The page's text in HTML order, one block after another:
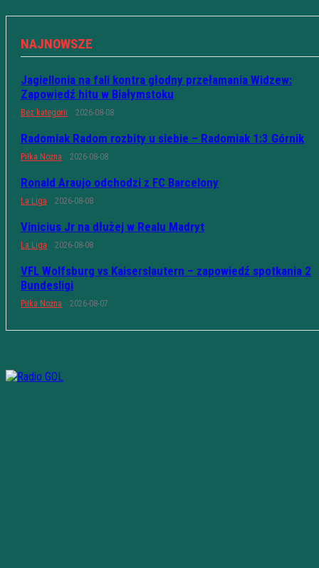
NAJNOWSZE
Jagiellonia na fali kontra głodny przełamania Widzew:
Zapowiedź hitu w Białymstoku
Bez kategorii 2026-08-08
Radomiak Radom rozbity u siebie – Radomiak 1:3 Górnik
Piłka Nożna 2026-08-08
Ronald Araujo odchodzi z FC Barcelony
La Liga 2026-08-08
Vinicius Jr na dłużej w Realu Madryt
La Liga 2026-08-08
VFL Wolfsburg vs Kaiserslautern – zapowiedź spotkania 2
Bundesligi
Piłka Nożna 2026-08-07